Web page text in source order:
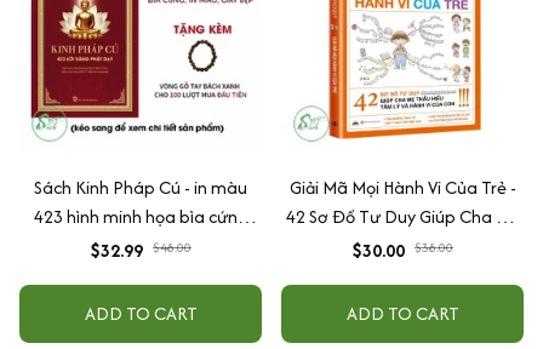
Sách Kinh Pháp Cú - in màu
423 hình minh họa bìa cứng
cao cấp + tặng kèm vòng tay
$32.99 $48.00
ADD TO CART
Giải Mã Mọi Hành Vi Của Trẻ -
42 Sơ Đồ Tư Duy Giúp Cha Mẹ
Thấu Hiểu Tâm Lý Và Hành Vi
$30.00 $38.00
ADD TO CART